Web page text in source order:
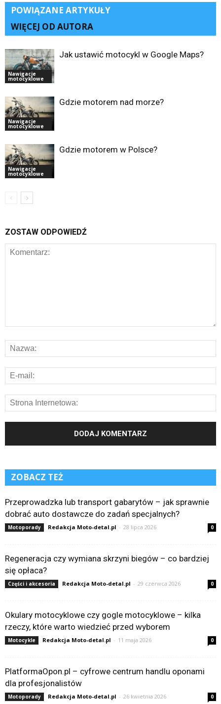
POWIĄZANE ARTYKUŁY
WIĘCEJ OD AUTORA
Nawigacje
motocyklowe
Jak ustawić motocykl w Google Maps?
Nawigacje
motocyklowe
Gdzie motorem nad morze?
Nawigacje
motocyklowe
Gdzie motorem w Polsce?
ZOSTAW ODPOWIEDŹ
ZOBACZ TEŻ
Przeprowadzka lub transport gabarytów – jak sprawnie
dobrać auto dostawcze do zadań specjalnych?
Motoporady Redakcja Moto-detal.pl - 28 lipca 2026 0
Regeneracja czy wymiana skrzyni biegów – co bardziej
się opłaca?
Części i akcesoria Redakcja Moto-detal.pl - 29 czerwca 2026 0
Okulary motocyklowe czy gogle motocyklowe – kilka
rzeczy, które warto wiedzieć przed wyborem
Motocykle Redakcja Moto-detal.pl - 11 maja 2026 0
PlatformaOpon.pl – cyfrowe centrum handlu oponami
dla profesjonalistów
Motoporady Redakcja Moto-detal.pl - 26 kwietnia 2026 0